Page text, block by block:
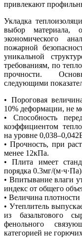
привлекают
Укладка
выбор материала,
экономического
пожарной
уникальной
требованиям, по
прочности.
следующими
• Пороговая
10% деформации, не
• Способность
коэффициентом
на уровне
• Прочность, при
менее 12кПа.
• Плита имеет
порядка 0.3мг/
• Впитывание влаги
индекс от общего
• Величина плотности
• Утеплитель
из базальтового
фенольного
категорией не